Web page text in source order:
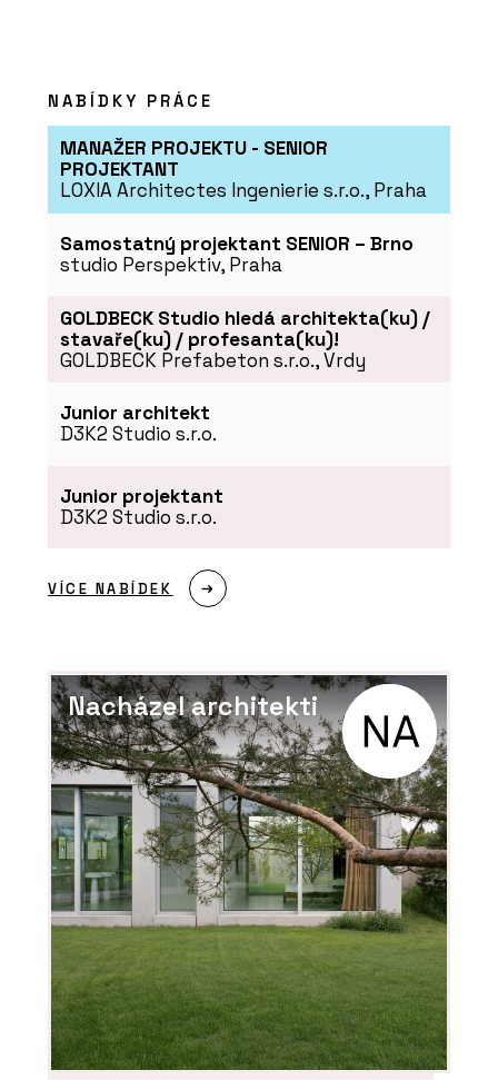
NABÍDKY PRÁCE
MANAŽER PROJEKTU - SENIOR
PROJEKTANT
LOXIA Architectes Ingenierie s.r.o., Praha
Samostatný projektant SENIOR – Brno
studio Perspektiv, Praha
GOLDBECK Studio hledá architekta(ku) /
stavaře(ku) / profesanta(ku)!
GOLDBECK Prefabeton s.r.o., Vrdy
Junior architekt
D3K2 Studio s.r.o.
Junior projektant
D3K2 Studio s.r.o.
VÍCE NABÍDEK
Nacházel architekti